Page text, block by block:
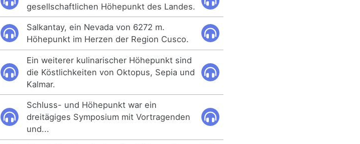
gesellschaftlichen Höhepunkt des Landes.
Salkantay, ein Nevada von 6272 m.
Höhepunkt im Herzen der Region Cusco.
Ein weiterer kulinarischer Höhepunkt sind
die Köstlichkeiten von Oktopus, Sepia und
Kalmar.
Schluss- und Höhepunkt war ein
dreitägiges Symposium mit Vortragenden
und...